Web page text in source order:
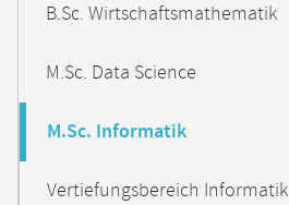
B.Sc. Wirtschaftsmathematik
M.Sc. Data Science
M.Sc. Informatik
Vertiefungsbereich Informatik